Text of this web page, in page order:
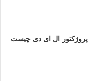
پروژکتور ال ای دی چیست